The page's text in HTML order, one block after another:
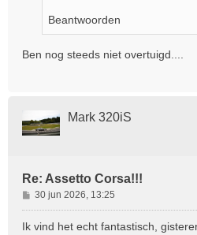
Beantwoorden
Ben nog steeds niet overtuigd....
Mark 320iS
Re: Assetto Corsa!!!
B
e
30 jun 2026, 13:25
Ik vind het echt fantastisch,